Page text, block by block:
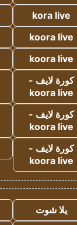
kora live
koora live
koora live
كورة لايف -
koora live
كورة لايف -
koora live
كورة لايف -
koora live
يلا شوت